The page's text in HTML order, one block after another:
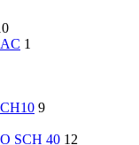
1
9
SCH 40 12